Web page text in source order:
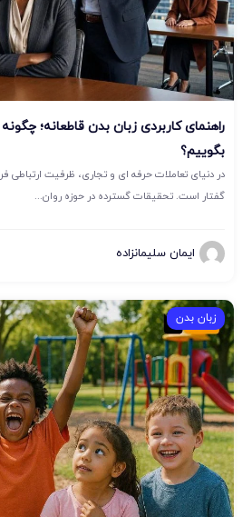
راهنمای کاربردی زبان بدن قاطعانه؛
بگوییم؟
در دنیای تعاملات حرفه ای و تجاری، ظرفیت ارتباطی
گفتار است. تحقیقات گسترده در حوزه روان...
ایمان سلیمانزاده
زبان بدن